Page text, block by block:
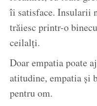
îi satisface. Insularii
trăiesc printr-o
ceilalți.
Doar empatia poate
atitudine, empatia și
pentru om.